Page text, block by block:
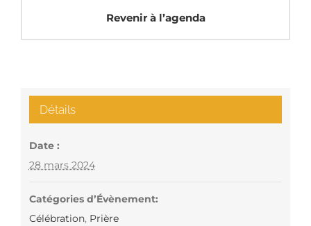
Revenir à l’agenda
Détails
Date :
28 mars 2024
Catégories d’Évènement:
Célébration, Prière